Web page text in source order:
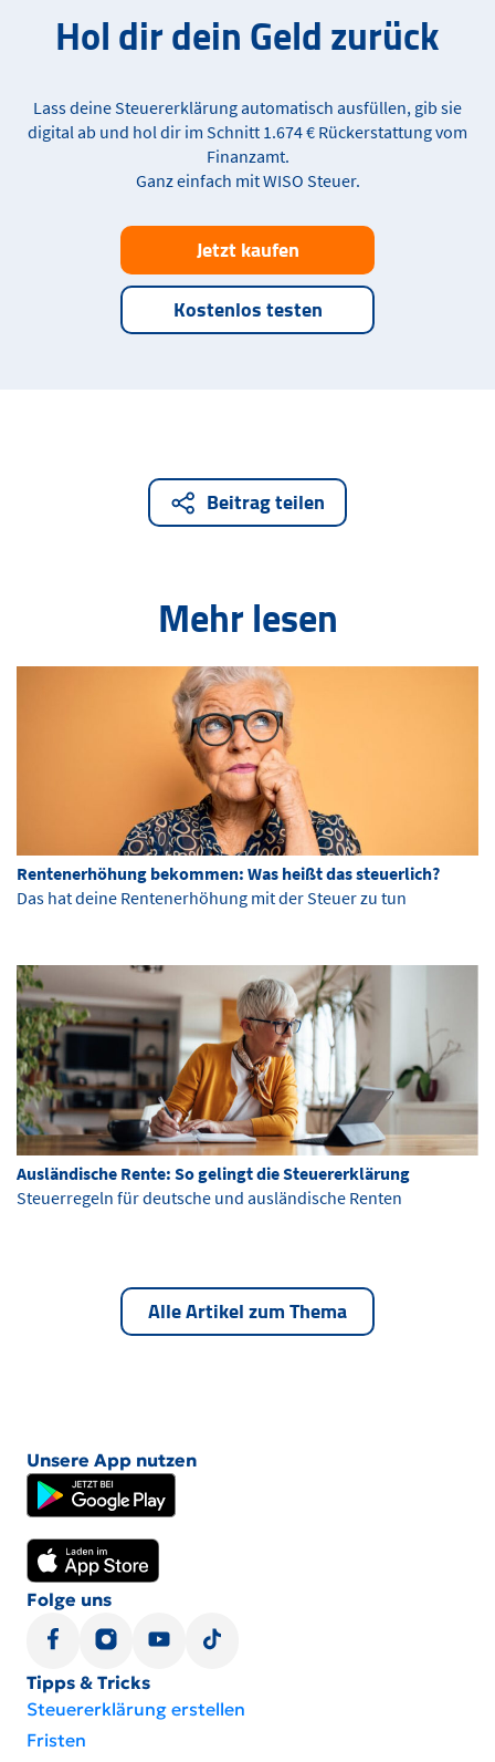
Hol dir dein Geld zurück
Lass deine Steuererklärung automatisch ausfüllen, gib sie
digital ab und hol dir im Schnitt 1.674 € Rückerstattung vom
Finanzamt.
Ganz einfach mit WISO Steuer.
Jetzt kaufen
Kostenlos testen
Beitrag teilen
Mehr lesen
Rentenerhöhung bekommen: Was heißt das steuerlich?
Das hat deine Rentenerhöhung mit der Steuer zu tun
Ausländische Rente: So gelingt die Steuererklärung
Steuerregeln für deutsche und ausländische Renten
Alle Artikel zum Thema
Unsere App nutzen
Folge uns
Tipps & Tricks
Steuererklärung erstellen
Fristen